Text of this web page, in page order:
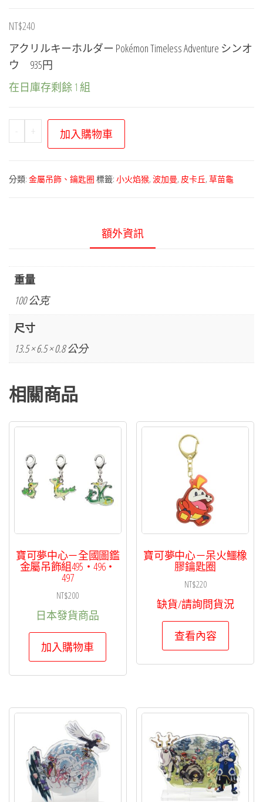
NT$240
アクリルキーホルダー Pokémon Timeless Adventure シンオ
ウ 935円
在日庫存剩餘 1 組
-
寶
可
中
列
奧
壓
力
匙
圈
數
+ 加入購物車
分類: 金屬吊飾、鑰匙圈 標籤: 小火焰猴, 波加曼, 皮卡丘, 草苗龜
額外資訊
重量
100 公克
尺寸
13.5 × 6.5 × 0.8 公分
相關商品
寶可夢中心－全國圖鑑
金屬吊飾組495・496・
497
NT$200
日本發貨商品
加入購物車
寶可夢中心－呆火鱷橡
膠鑰匙圈
NT$220
缺貨/請詢問貨況
查看內容